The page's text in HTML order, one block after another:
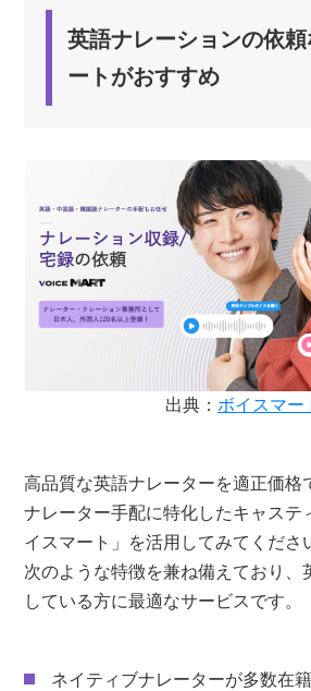
英語ナレーションの依
ートがおすすめ
出典： ボイスマー
高品質な英語ナレーターを適正価格
ナレーター手配に特化したキャステ
イスマート」を活用してみてくださ
次のような特徴を兼ね備えており、
している方に最適なサービスです。
ネイティブナレーターが多数在籍